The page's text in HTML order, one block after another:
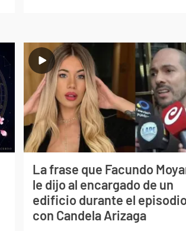
La frase que Facundo
le dijo al encargado de un
edificio durante el
con Candela Arizaga